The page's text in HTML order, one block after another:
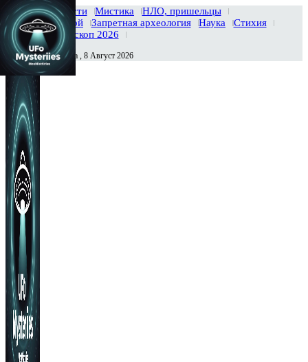
Главная Новости Мистика
НЛО, пришельцы
Тайны вселенной
Запретная археология Наука
Стихия
История
Гороскоп 2026
Сегодня Суббота , 8 Август 2026